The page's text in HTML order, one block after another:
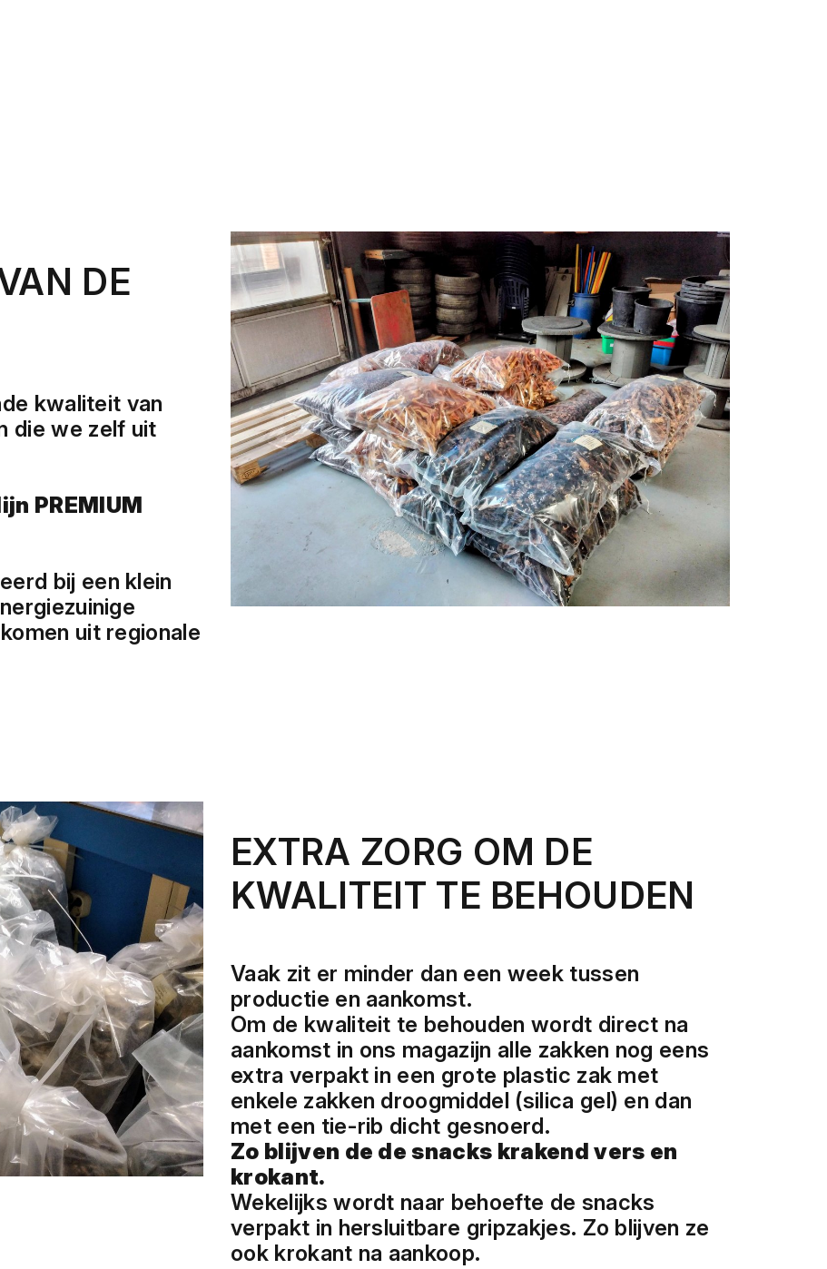
DE
kwaliteit van
die we zelf uit
PREMIUM
bij een klein
uit regionale
EXTRA ZORG OM DE
KWALITEIT TE BEHOUDEN
Vaak zit er minder dan een week tussen
productie en aankomst.
Om de kwaliteit te behouden wordt direct na
aankomst in ons magazijn alle zakken nog eens
extra verpakt in een grote plastic zak met
enkele zakken droogmiddel (silica gel) en dan
met een tie-rib dicht gesnoerd.
Zo blijven de de snacks krakend vers en
krokant.
Wekelijks wordt naar behoefte de snacks
verpakt in hersluitbare gripzakjes. Zo blijven ze
ook krokant na aankoop.